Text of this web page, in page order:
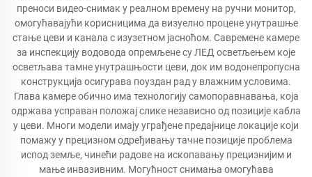
преноси видео-снимак у реалном времену на ручни монитор,
омогућавајући корисницима да визуелно процене унутрашње
стање цеви и канала с изузетном јасноћом. Савремене камере
за инспекцију водовода опремљене су ЛЕД осветљењем које
осветљава тамне унутрашњости цеви, док им водонепропусна
конструкција осигурава поуздан рад у влажним условима.
Глава камере обично има технологију самопоравнавања, која
одржава усправан положај слике независно од позиције кабла
у цеви. Многи модели имају уграђене предајнице локације који
помажу у прецизном одређивању тачне позиције проблема
испод земље, чинећи радове на ископавању прецизнијим и
мање инвазивним. Могућност снимања омогућава